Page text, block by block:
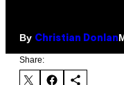
By Christian Donlan
Share: